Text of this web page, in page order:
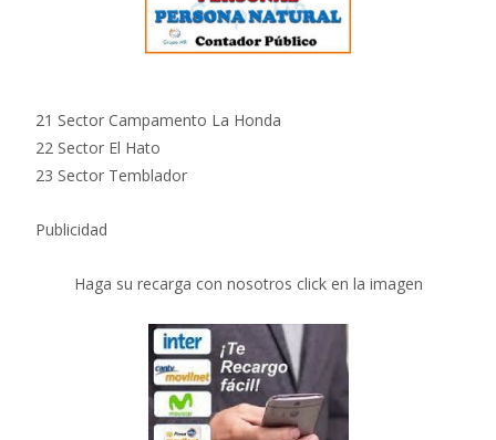
21 Sector Campamento La Honda
22 Sector El Hato
23 Sector Temblador
Publicidad
Haga su recarga con nosotros click en la imagen